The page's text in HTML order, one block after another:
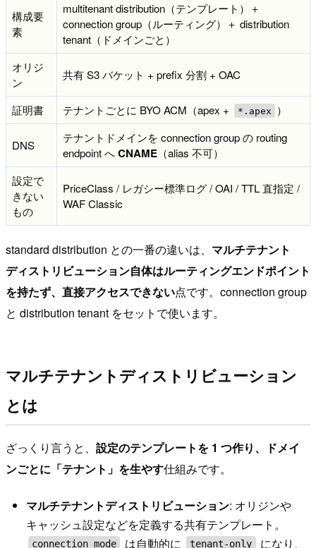
構成要
素
multitenant distribution（テンプレート）＋
connection group（ルーティング）＋ distribution
tenant（ドメインごと）
オリジ
ン
共有 S3 バケット + prefix 分割 + OAC
証明書 テナントごとに BYO ACM（apex + *.apex ）
DNS
テナントドメインを connection group の routing
endpoint へCNAME （alias 不可）
設定で
きない
もの
PriceClass / レガシー標準ログ / OAI / TTL 直指定 /
WAF Classic
standard distribution との一番の違いは、 マルチテナント
ディストリビューション自体はルーティングエンドポイント
を持たず、直接アクセスできない点です。connection group
と distribution tenant をセットで使います。
マルチテナントディストリビューション
とは
ざっくり言うと、 設定のテンプレートを 1 つ作り、ドメイ
ンごとに「テナント」を生やす仕組みです。
マルチテナントディストリビューション: オリジンや
キャッシュ設定などを定義する共有テンプレート。
connection_mode は自動的に tenant-only になり、